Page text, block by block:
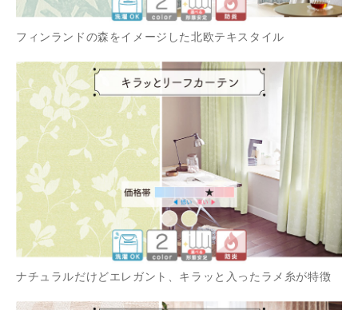
フィンランドの森をイメージした北欧テキスタイル
ナチュラルだけどエレガント、キラッと入ったラメ糸が特徴